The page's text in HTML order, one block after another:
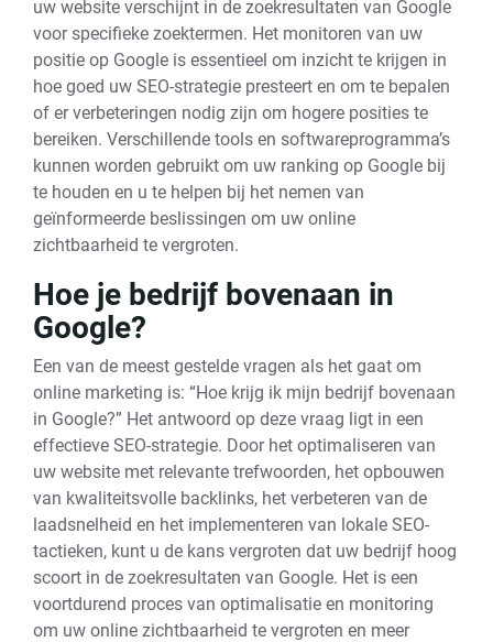
uw website verschijnt in de zoekresultaten van Google
voor specifieke zoektermen. Het monitoren van uw
positie op Google is essentieel om inzicht te krijgen in
hoe goed uw SEO-strategie presteert en om te bepalen
of er verbeteringen nodig zijn om hogere posities te
bereiken. Verschillende tools en softwareprogramma’s
kunnen worden gebruikt om uw ranking op Google bij
te houden en u te helpen bij het nemen van
geïnformeerde beslissingen om uw online
zichtbaarheid te vergroten.
Hoe je bedrijf bovenaan in
Google?
Een van de meest gestelde vragen als het gaat om
online marketing is: “Hoe krijg ik mijn bedrijf bovenaan
in Google?” Het antwoord op deze vraag ligt in een
effectieve SEO-strategie. Door het optimaliseren van
uw website met relevante trefwoorden, het opbouwen
van kwaliteitsvolle backlinks, het verbeteren van de
laadsnelheid en het implementeren van lokale SEO-
tactieken, kunt u de kans vergroten dat uw bedrijf hoog
scoort in de zoekresultaten van Google. Het is een
voortdurend proces van optimalisatie en monitoring
om uw online zichtbaarheid te vergroten en meer